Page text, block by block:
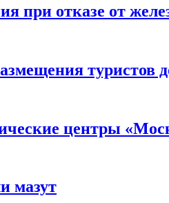
при отказе от
туристов
центры
мазут